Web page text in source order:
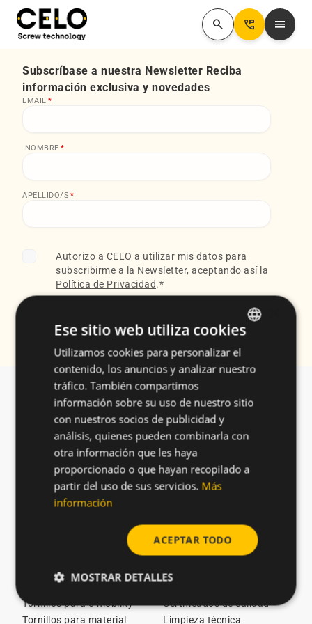
search Perm_Phone_Msg menu
Subscríbase a nuestra Newsletter Reciba
información exclusiva y novedades
EMAIL *
NOMBRE *
APELLIDO/S *
Autorizo a CELO a utilizar mis datos para
subscribirme a la Newsletter, aceptando así la
Política de Privacidad.*
Nosotros
Nosotros
Únete a CELO
Catálogo
ESG/Sostenibilidad
Noticias
Buscador de tornillos
Tornillos técnicos en stock
Tornillos para plásticos
Tornillos para metal
Tornillos para chapa
Soluciones especiales
Tornillos Remform
Tornillos para automoción
Tornillos para cargadores
de vehículos eléctricos
Tornillos para e-mobility
Tornillos para material
Tecnología e Innovación
Ensayos técnicos
Certificados de calidad
Limpieza técnica
ENGLISH
SPANISH
FRENCH
Ese sitio web utiliza cookies
Utilizamos cookies para personalizar el
contenido, los anuncios y analizar nuestro
tráfico. También compartimos
información sobre su uso de nuestro sitio
con nuestros socios de publicidad y
análisis, quienes pueden combinarla con
otra información que les haya
proporcionado o que hayan recopilado a
partir del uso de sus servicios. Más
información
ACEPTAR TODO
MOSTRAR DETALLES